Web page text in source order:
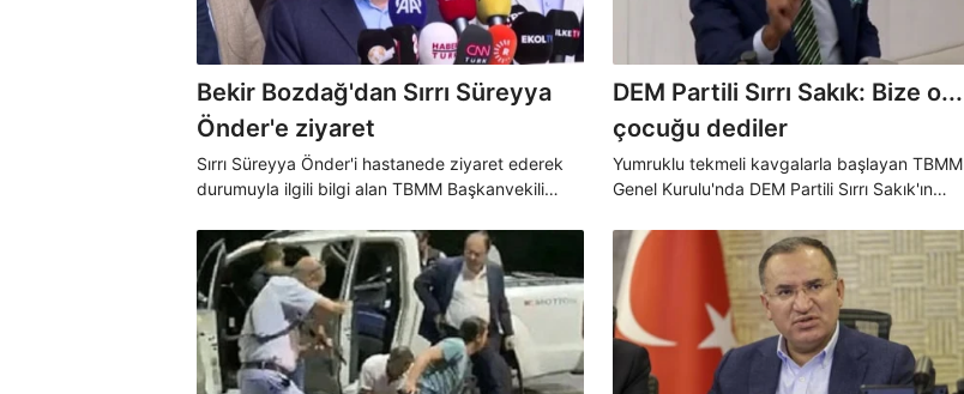
Bekir Bozdağ'dan Sırrı Süreyya
Önder'e ziyaret
Sırrı Süreyya Önder'i hastanede ziyaret ederek
durumuyla ilgili bilgi alan TBMM Başkanvekili
geçmiş olsun dileklerini ilettiğini belirterek,
"Sağlık bakanımızdan da her gün durumu
hakkında bilgiler alıyorum. Biz sayın başkanın şifa
bulması için dua ediyoruz." dedi.
DEM Partili Sırrı Sakık: Bize o...
çocuğu dediler
Yumruklu tekmeli kavgalarla başlayan TBMM
Genel Kurulu'nda DEM Partili Sırrı Sakık'ın